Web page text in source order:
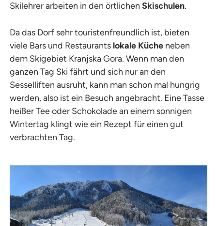
Skilehrer arbeiten in den örtlichen Skischulen.
Da das Dorf sehr touristenfreundlich ist, bieten
viele Bars und Restaurants lokale Küche neben
dem Skigebiet Kranjska Gora. Wenn man den
ganzen Tag Ski fährt und sich nur an den
Sesselliften ausruht, kann man schon mal hungrig
werden, also ist ein Besuch angebracht. Eine Tasse
heißer Tee oder Schokolade an einem sonnigen
Wintertag klingt wie ein Rezept für einen gut
verbrachten Tag.